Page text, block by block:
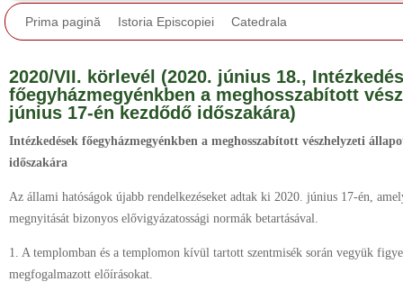
Prima pagină Istoria Episcopiei Catedrala
2020/VII. körlevél (2020. június 18.,
főegyházmegyénkben a meghosszabított
június 17-én kezdődő időszakára)
Intézkedések főegyházmegyénkben a meghosszabított vészhelyzeti
időszakára
Az állami hatóságok újabb rendelkezéseket adtak ki 2020. június 17-én,
megnyitását bizonyos elővigyázatossági normák betartásával.
1. A templomban és a templomon kívül tartott szentmisék során vegyük
megfogalmazott előírásokat.